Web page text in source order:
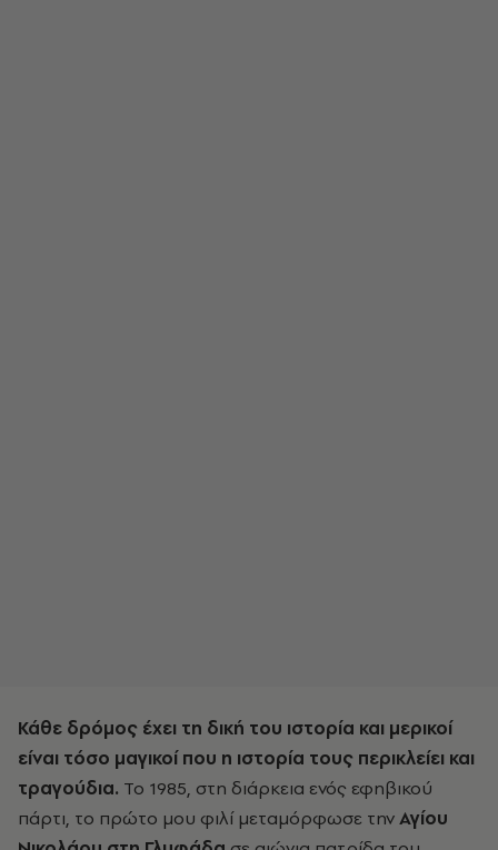
Κάθε δρόμος έχει τη δική του ιστορία και μερικοί
είναι τόσο μαγικοίπου η ιστορία τους περικλείει και
τραγούδια. Το 1985, στη διάρκεια ενός εφηβικού
πάρτι, το πρώτο μου φιλί μεταμόρφωσε τηνΑγίου